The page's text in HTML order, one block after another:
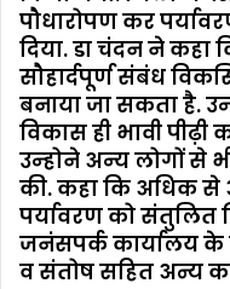
पौधारोपण कर
दिया. डा चंदन ने कहा
सौहार्दपूर्ण संबंध
बनाया जा सकता है.
विकास ही भावी पीढ़ी
उन्‍होने अन्‍य लोगों से
की. कहा कि अधिक से
पर्यावरण को संतुलित
जनंसपर्क कार्यालय के
व संतोष सहित अन्य